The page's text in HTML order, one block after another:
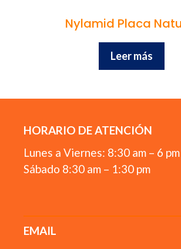
Nylamid Placa
Leer más
HORARIO DE ATENCIÓN
Lunes a Viernes: 8:30 am – 6 pm
Sábado 8:30 am – 1:30 pm
EMAIL